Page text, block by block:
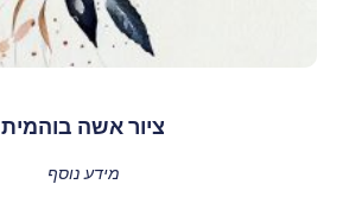
ציור אשה בוהמית
מידע נוסף